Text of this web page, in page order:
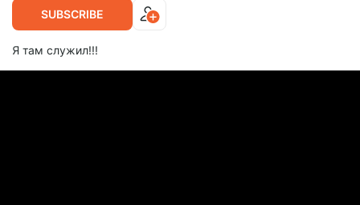
SUBSCRIBE
Я там служил!!!